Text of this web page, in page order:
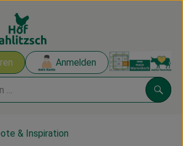
Anmelden
öffnen oder
& Inspiration